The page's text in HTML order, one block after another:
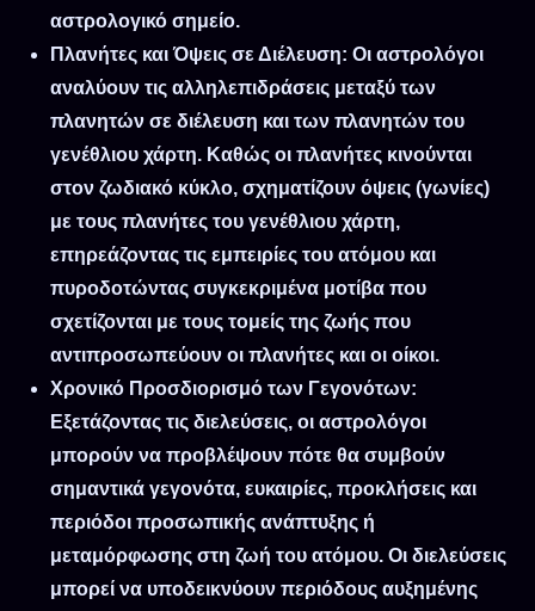
αστρολογικό σημείο.
Πλανήτες και Όψεις σε Διέλευση: Οι αστρολόγοι
αναλύουν τις αλληλεπιδράσεις μεταξύ των
πλανητών σε διέλευση και των πλανητών του
γενέθλιου χάρτη. Καθώς οι πλανήτες κινούνται
στον ζωδιακό κύκλο, σχηματίζουν όψεις (γωνίες)
με τους πλανήτες του γενέθλιου χάρτη,
επηρεάζοντας τις εμπειρίες του ατόμου και
πυροδοτώντας συγκεκριμένα μοτίβα που
σχετίζονται με τους τομείς της ζωής που
αντιπροσωπεύουν οι πλανήτες και οι οίκοι.
Χρονικό Προσδιορισμό των Γεγονότων:
Εξετάζοντας τις διελεύσεις, οι αστρολόγοι
μπορούν να προβλέψουν πότε θα συμβούν
σημαντικά γεγονότα, ευκαιρίες, προκλήσεις και
περιόδοι προσωπικής ανάπτυξης ή
μεταμόρφωσης στη ζωή του ατόμου. Οι διελεύσεις
μπορεί να υποδεικνύουν περιόδους αυξημένης